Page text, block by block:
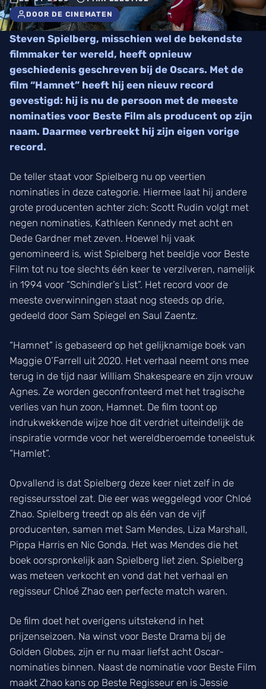
DOOR DE CINEMATEN
Steven Spielberg, misschien wel de bekendste
filmmaker ter wereld, heeft opnieuw
geschiedenis geschreven bij de Oscars. Met de
film “Hamnet” heeft hij een nieuw record
gevestigd: hij is nu de persoon met de meeste
nominaties voor Beste Film als producent op zijn
naam. Daarmee verbreekt hij zijn eigen vorige
record.
De teller staat voor Spielberg nu op veertien
nominaties in deze categorie. Hiermee laat hij andere
grote producenten achter zich: Scott Rudin volgt met
negen nominaties, Kathleen Kennedy met acht en
Dede Gardner met zeven. Hoewel hij vaak
genomineerd is, wist Spielberg het beeldje voor Beste
Film tot nu toe slechts één keer te verzilveren, namelijk
in 1994 voor “Schindler’s List”. Het record voor de
meeste overwinningen staat nog steeds op drie,
gedeeld door Sam Spiegel en Saul Zaentz.
“Hamnet” is gebaseerd op het gelijknamige boek van
Maggie O’Farrell uit 2020. Het verhaal neemt ons mee
terug in de tijd naar William Shakespeare en zijn vrouw
Agnes. Ze worden geconfronteerd met het tragische
verlies van hun zoon, Hamnet. De film toont op
indrukwekkende wijze hoe dit verdriet uiteindelijk de
inspiratie vormde voor het wereldberoemde toneelstuk
“Hamlet”.
Opvallend is dat Spielberg deze keer niet zelf in de
regisseursstoel zat. Die eer was weggelegd voor Chloé
Zhao. Spielberg treedt op als één van de vijf
producenten, samen met Sam Mendes, Liza Marshall,
Pippa Harris en Nic Gonda. Het was Mendes die het
boek oorspronkelijk aan Spielberg liet zien. Spielberg
was meteen verkocht en vond dat het verhaal en
regisseur Chloé Zhao een perfecte match waren.
De film doet het overigens uitstekend in het
prijzenseizoen. Na winst voor Beste Drama bij de
Golden Globes, zijn er nu maar liefst acht Oscar-
nominaties binnen. Naast de nominatie voor Beste Film
maakt Zhao kans op Beste Regisseur en is Jessie